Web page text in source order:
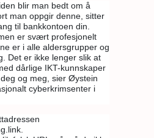
blir man bedt om å
man oppgir denne, sitter
til bankkontoen din.
er svært profesjonelt
er i alle aldersgrupper og
Det er ikke lenger slik at
dårlige IKT-kunnskaper
og meg, sier Øystein
cyberkrimsenter i